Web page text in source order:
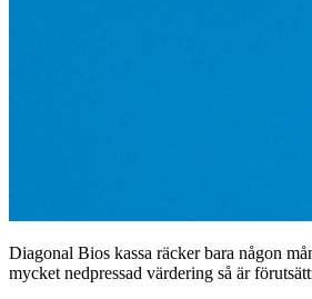
Diagonal Bios kassa räcker bara någon
mycket nedpressad värdering så är